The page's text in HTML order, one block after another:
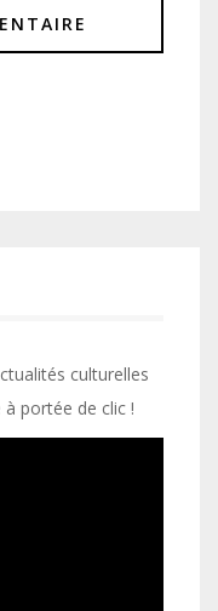
culturelles
à portée de clic !